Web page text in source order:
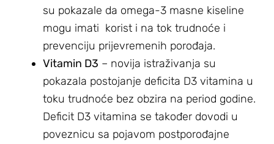
su pokazale da omega-3 masne kiseline
mogu imati korist i na tok trudnoće i
prevenciju prijevremenih porođaja.
Vitamin D3 – novija istraživanja su
pokazala postojanje deficita D3 vitamina u
toku trudnoće bez obzira na period godine.
Deficit D3 vitamina se također dovodi u
poveznicu sa pojavom postporođajne